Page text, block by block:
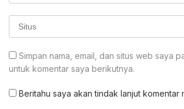
Simpan nama, email, dan situs web saya
untuk komentar saya berikutnya.
Beritahu saya akan tindak lanjut komentar